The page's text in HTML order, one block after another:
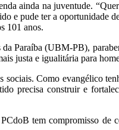
ainda na juventude.
e pude ter a oportunidade
101 anos.
Paraíba (UBM-PB),
justa e igualitária para
sociais. Como evangélico
precisa construir e
tem compromisso